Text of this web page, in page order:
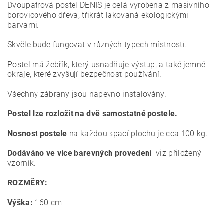
Dvoupatrová postel DENIS je celá vyrobena z masivního
borovicového dřeva, třikrát lakovaná ekologickými
barvami.
Skvěle bude fungovat v různých typech místností.
Postel má žebřík, který usnadňuje výstup, a také jemné
okraje, které zvyšují bezpečnost používání.
Všechny zábrany jsou napevno instalovány.
Postel lze rozložit na dvě samostatné postele.
Nosnost postele na každou spací plochu je cca 100 kg.
Dodáváno ve více barevných provedení viz přiložený
vzorník.
ROZMĚRY:
Výška: 160 cm